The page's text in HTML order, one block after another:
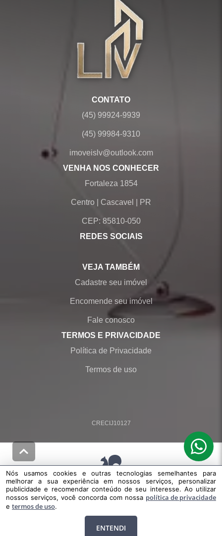
CONTATO
(45) 99924-9939
(45) 99984-9310
imoveislv@outlook.com
VENHA NOS CONHECER
Fortaleza 1854
Centro Cascavel PR
CEP: 85810-050
REDES SOCIAIS
VEJA TAMBÉM
Cadastre seu imóvel
Encomende seu imóvel
Fale conosco
TERMOS E PRIVACIDADE
Política de Privacidade
Termos de uso
CRECIJ10127
© Desenvolvido pelaagil.net
Nós usamos cookies e outras tecnologias semelhantes para melhorar a
sua experiência em nossos serviços, personalizar publicidade e
recomendar conteúdo de seu interesse. Ao utilizar nossos serviços, você
política de privacidade
Nós usamos cookies e outras tecnologias semelhantes para
melhorar a sua experiência em nossos serviços, personalizar
publicidade e recomendar conteúdo de seu interesse. Ao utilizar
nossos serviços, você concorda com nossa política de privacidade
e termos de uso.
ENTENDI